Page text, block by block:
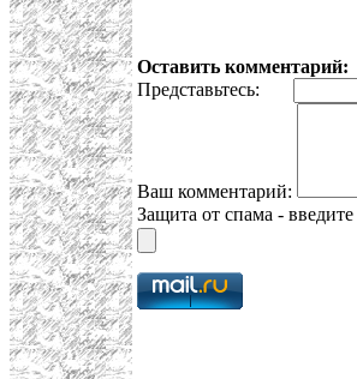
Оставить комментарий:
Представьтесь:
Ваш комментарий:
Защита от спама -